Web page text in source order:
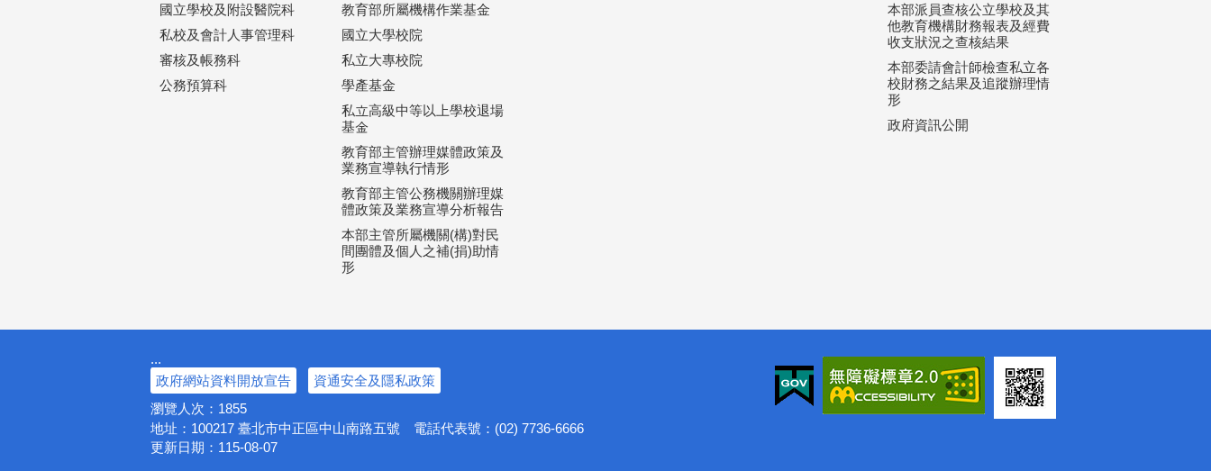
國立學校及附設醫院科
私校及會計人事管理科
審核及帳務科
公務預算科
教育部所屬機構作業基金
國立大學校院
私立大專校院
學產基金
私立高級中等以上學校退場
基金
教育部主管辦理媒體政策及
業務宣導執行情形
教育部主管公務機關辦理媒
體政策及業務宣導分析報告
本部主管所屬機關(構)對民
間團體及個人之補(捐)助情
形
本部派員查核公立學校及其
他教育機構財務報表及經費
收支狀況之查核結果
本部委請會計師檢查私立各
校財務之結果及追蹤辦理情
形
政府資訊公開
:::
政府網站資料開放宣告
資通安全及隱私政策
瀏覽人次： 1855
地址：100217 臺北市中正區中山南路五號 電話代表號：(02) 7736-6666
更新日期： 115-08-07